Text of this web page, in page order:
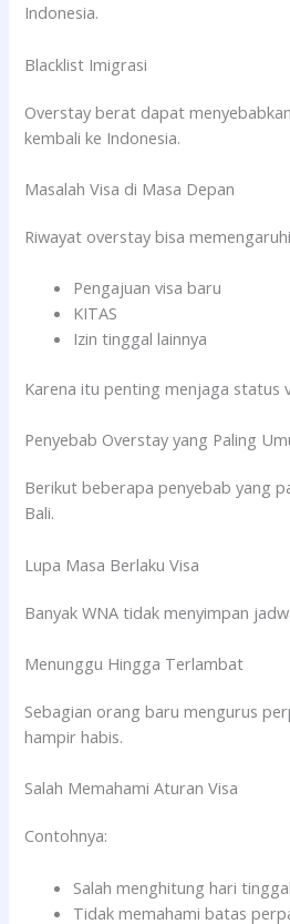
Indonesia.
Blacklist Imigrasi
Overstay berat dapat
kembali ke Indonesia.
Masalah Visa di Masa Depan
Riwayat overstay bisa
Pengajuan visa baru
KITAS
Izin tinggal lainnya
Karena itu penting menjaga status
Penyebab Overstay yang Paling
Berikut beberapa penyebab yang
Bali.
Lupa Masa Berlaku Visa
Banyak WNA tidak menyimpan
Menunggu Hingga Terlambat
Sebagian orang baru mengurus
hampir habis.
Salah Memahami Aturan Visa
Contohnya:
Salah menghitung hari tinggal
Tidak memahami batas